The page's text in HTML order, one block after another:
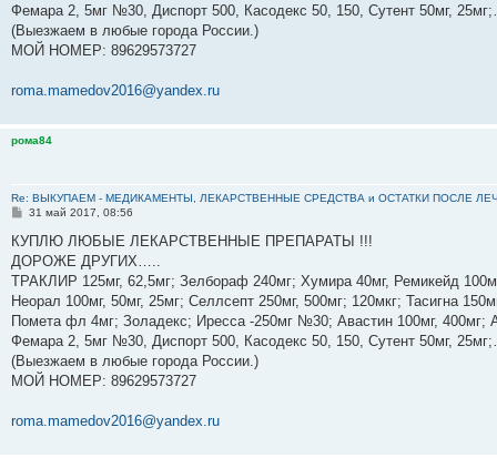
Фемара 2, 5мг №30, Диспорт 500, Касодекс 50, 150, Сутент 50мг,
(Выезжаем в любые города России.)
МОЙ НОМЕР: 89629573727
roma.mamedov2016@yandex.ru
рома84
Re: ВЫКУПАЕМ - МЕДИКАМЕНТЫ, ЛЕКАРСТВЕННЫЕ СРЕДСТВА и ОСТАТКИ ПОСЛЕ
С
о
щ
е
и
е
31 май 2017, 08:56
КУПЛЮ ЛЮБЫЕ ЛЕКАРСТВЕННЫЕ ПРЕПАРАТЫ !!!
ДОРОЖЕ ДРУГИХ…..
ТРАКЛИР 125мг, 62,5мг; Зелбораф 240мг; Хумира 40мг, Ремикейд
Неорал 100мг, 50мг, 25мг; Селлсепт 250мг, 500мг; 120мкг; Тасигна
Помета фл 4мг; Золадекс; Иресса -250мг №30; Авастин 100мг, 400мг;
Фемара 2, 5мг №30, Диспорт 500, Касодекс 50, 150, Сутент 50мг,
(Выезжаем в любые города России.)
МОЙ НОМЕР: 89629573727
roma.mamedov2016@yandex.ru